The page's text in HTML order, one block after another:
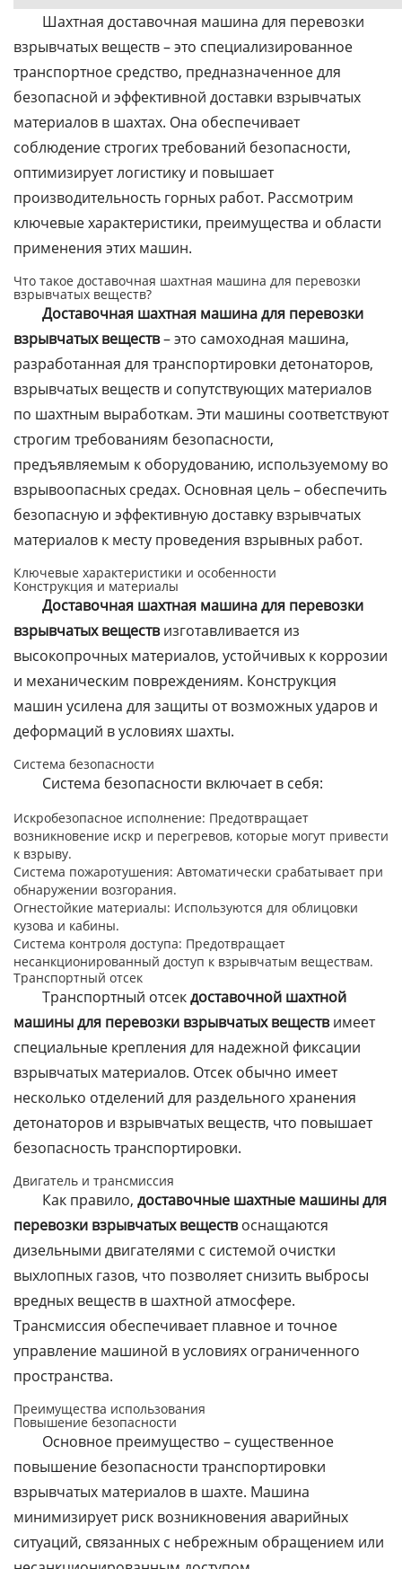
Шахтная доставочная машина для перевозки
взрывчатых веществ – это специализированное
транспортное средство, предназначенное для
безопасной и эффективной доставки взрывчатых
материалов в шахтах. Она обеспечивает
соблюдение строгих требований безопасности,
оптимизирует логистику и повышает
производительность горных работ. Рассмотрим
ключевые характеристики, преимущества и области
применения этих машин.
Что такое доставочная шахтная машина для перевозки
взрывчатых веществ?
Доставочная шахтная машина для перевозки
взрывчатых веществ– это самоходная машина,
разработанная для транспортировки детонаторов,
взрывчатых веществ и сопутствующих материалов
по шахтным выработкам. Эти машины соответствуют
строгим требованиям безопасности,
предъявляемым к оборудованию, используемому во
взрывоопасных средах. Основная цель – обеспечить
безопасную и эффективную доставку взрывчатых
материалов к месту проведения взрывных работ.
Ключевые характеристики и особенности
Конструкция и материалы
Доставочная шахтная машина для перевозки
взрывчатых веществизготавливается из
высокопрочных материалов, устойчивых к коррозии
и механическим повреждениям. Конструкция
машин усилена для защиты от возможных ударов и
деформаций в условиях шахты.
Система безопасности
Система безопасности включает в себя:
Искробезопасное исполнение: Предотвращает
возникновение искр и перегревов, которые могут привести
к взрыву.
Система пожаротушения: Автоматически срабатывает при
обнаружении возгорания.
Огнестойкие материалы: Используются для облицовки
кузова и кабины.
Система контроля доступа: Предотвращает
несанкционированный доступ к взрывчатым веществам.
Транспортный отсек
Транспортный отсекдоставочной шахтной
машины для перевозки взрывчатых веществимеет
специальные крепления для надежной фиксации
взрывчатых материалов. Отсек обычно имеет
несколько отделений для раздельного хранения
детонаторов и взрывчатых веществ, что повышает
безопасность транспортировки.
Двигатель и трансмиссия
Как правило, доставочные шахтные машины для
перевозки взрывчатых веществоснащаются
дизельными двигателями с системой очистки
выхлопных газов, что позволяет снизить выбросы
вредных веществ в шахтной атмосфере.
Трансмиссия обеспечивает плавное и точное
управление машиной в условиях ограниченного
пространства.
Преимущества использования
Повышение безопасности
Основное преимущество – существенное
повышение безопасности транспортировки
взрывчатых материалов в шахте. Машина
минимизирует риск возникновения аварийных
ситуаций, связанных с небрежным обращением или